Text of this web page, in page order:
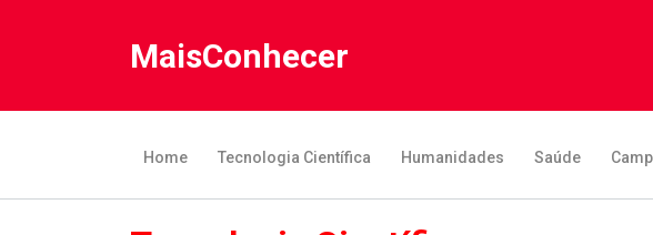
MaisConhecer
Home Tecnologia Científica Humanidades Saúde